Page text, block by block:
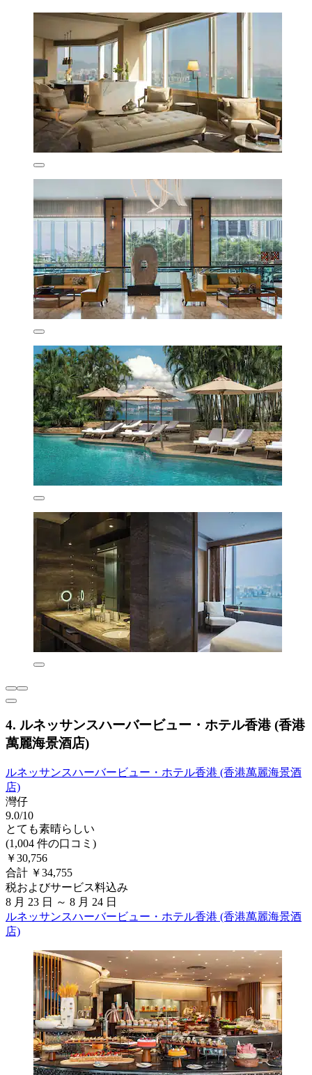
4. ルネッサンスハーバービュー・ホテル香港 (香港
萬麗海景酒店)
ルネッサンスハーバービュー・ホテル香港 (香港萬麗海景酒
店)
灣仔
9.0/10
とても素晴らしい
(1,004 件の口コミ)
￥30,756
合計 ￥34,755
税およびサービス料込み
8 月 23 日 ～ 8 月 24 日
ルネッサンスハーバービュー・ホテル香港 (香港萬麗海景酒
店)